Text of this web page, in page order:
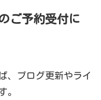
ご予約受付に
、ブログ更新やライ
。